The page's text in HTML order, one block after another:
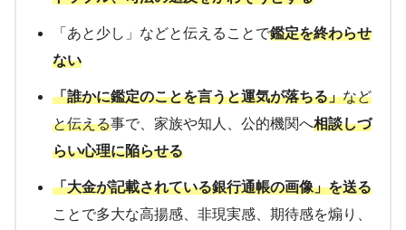
「あと少し」などと伝えることで鑑定を終わらせ
ない
「誰かに鑑定のことを言うと運気が落ちる」など
と伝える事で、家族や知人、公的機関へ相談しづ
らい心理に陥らせる
「大金が記載されている銀行通帳の画像」を送る
ことで多大な高揚感、非現実感、期待感を煽り、